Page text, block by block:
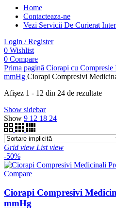
Home
Contacteaza-ne
Vezi Servicii De Curierat
Login / Register
0 Wishlist
0 Compare
Prima pagină Ciorapi cu Compresie
mmHg Ciorapi Compresivi
Afișez 1 - 12 din 24 de rezultate
Show sidebar
Show 9 12 18 24
Grid view List view
-50%
Compare
Ciorapi Compresivi
mmHg